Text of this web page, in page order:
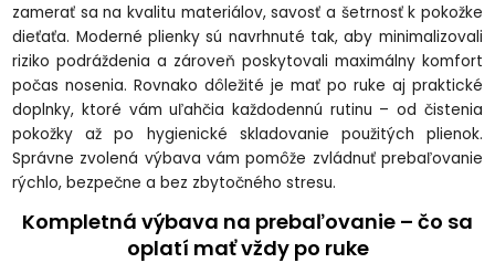
zamerať sa na kvalitu materiálov, savosť a šetrnosť k pokožke
dieťaťa. Moderné plienky sú navrhnuté tak, aby minimalizovali
riziko podráždenia a zároveň poskytovali maximálny komfort
počas nosenia. Rovnako dôležité je mať po ruke aj praktické
doplnky, ktoré vám uľahčia každodennú rutinu – od čistenia
pokožky až po hygienické skladovanie použitých plienok.
Správne zvolená výbava vám pomôže zvládnuť prebaľovanie
rýchlo, bezpečne a bez zbytočného stresu.
Kompletná výbava na prebaľovanie – čo sa
oplatí mať vždy po ruke